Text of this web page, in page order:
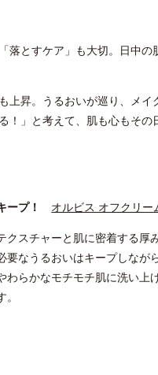
落とすケア」も大切。日中の
上昇。うるおいが巡り、メイ
！」と考えて、肌も心もその
ープ！ オルビス オフクリー
クスチャーと肌に密着する厚
要なうるおいはキープしなが
わらかなモチモチ肌に洗い上